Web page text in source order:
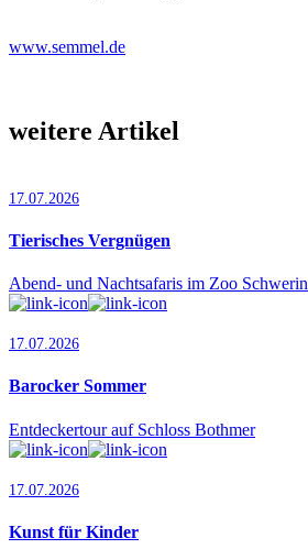
www.semmel.de
weitere Artikel
17.07.2026
Tierisches Vergnügen
Abend- und Nachtsafaris im Zoo Schwerin
17.07.2026
Barocker Sommer
Entdeckertour auf Schloss Bothmer
17.07.2026
Kunst für Kinder